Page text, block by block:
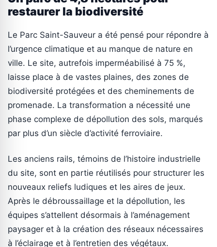
restaurer la biodiversité
Le Parc Saint-Sauveur a été pensé pour répondre à
l’urgence climatique et au manque de nature en
ville. Le site, autrefois imperméabilisé à 75 %,
laisse place à de vastes plaines, des zones de
biodiversité protégées et des cheminements de
promenade. La transformation a nécessité une
phase complexe de dépollution des sols, marqués
par plus d’un siècle d’activité ferroviaire.
Les anciens rails, témoins de l’histoire industrielle
du site, sont en partie réutilisés pour structurer les
nouveaux reliefs ludiques et les aires de jeux.
Après le débroussaillage et la dépollution, les
équipes s’attellent désormais à l’aménagement
paysager et à la création des réseaux nécessaires
à l’éclairage et à l’entretien des végétaux.